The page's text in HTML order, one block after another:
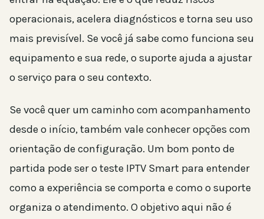
operacionais, acelera diagnósticos e torna seu uso
mais previsível. Se você já sabe como funciona seu
equipamento e sua rede, o suporte ajuda a ajustar
o serviço para o seu contexto.
Se você quer um caminho com acompanhamento
desde o início, também vale conhecer opções com
orientação de configuração. Um bom ponto de
partida pode ser o teste IPTV Smart para entender
como a experiência se comporta e como o suporte
organiza o atendimento. O objetivo aqui não é